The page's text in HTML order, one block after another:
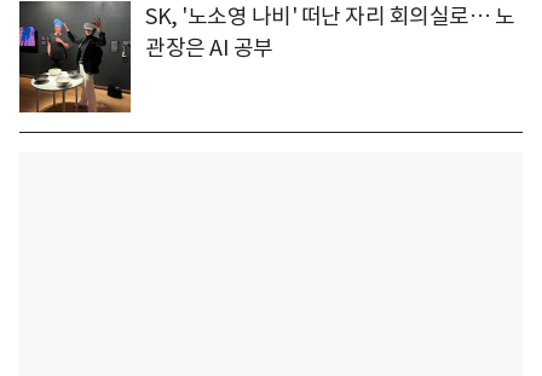
SK, '노소영 나비' 떠난 자리 회의실로… 노
관장은 AI 공부